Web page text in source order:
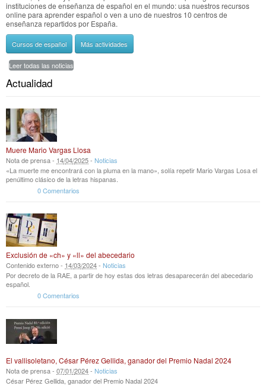
instituciones de enseñanza de español en el mundo: usa nuestros recursos
online para aprender español o ven a uno de nuestros 10 centros de
enseñanza repartidos por España.
Cursos de español Más actividades
Leer todas las noticias
Actualidad
Muere Mario Vargas Llosa
Nota de prensa - 14/04/2025- Noticias
«La muerte me encontrará con la pluma en la mano», solía repetir Mario Vargas Losa el
penúltimo clásico de la letras hispanas.
0 Comentarios
Exclusión de «ch» y «ll» del abecedario
Contenido externo - 14/03/2024- Noticias
Por decreto de la RAE, a partir de hoy estas dos letras desaparecerán del abecedario
español.
0 Comentarios
El vallisoletano, César Pérez Gellida, ganador del Premio Nadal 2024
Nota de prensa - 07/01/2024- Noticias
César Pérez Gellida, ganador del Premio Nadal 2024